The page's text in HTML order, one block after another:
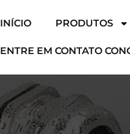
INÍCIO PRODUTOS
ENTRE EM CONTATO